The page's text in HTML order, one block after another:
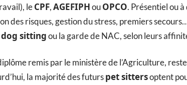
leCPF,AGEFIPHouOPCO. Présentiel ou
des risques, gestion du stress, premiers
dog sittingou la garde de NAC, selon leurs
remis par le ministère de l’Agriculture,
la majorité des futurspet sittersoptent